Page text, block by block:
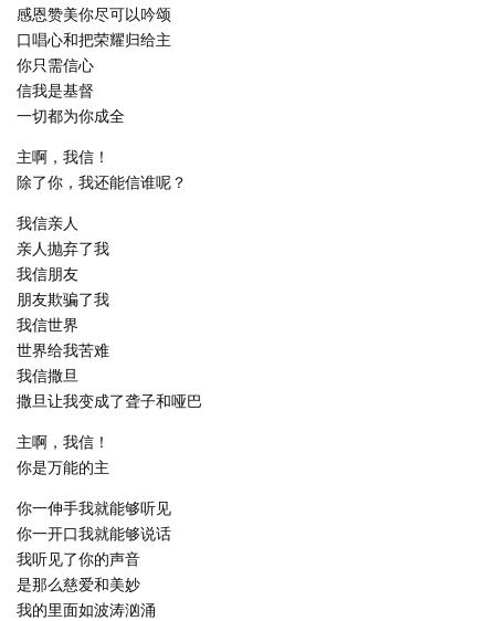
感恩赞美你尽可以吟颂
口唱心和把荣耀归给主
你只需信心
信我是基督
一切都为你成全
主啊，我信！
除了你，我还能信谁呢？
我信亲人
亲人抛弃了我
我信朋友
朋友欺骗了我
我信世界
世界给我苦难
我信撒旦
撒旦让我变成了聋子和哑巴
主啊，我信！
你是万能的主
你一伸手我就能够听见
你一开口我就能够说话
我听见了你的声音
是那么慈爱和美妙
我的里面如波涛汹涌